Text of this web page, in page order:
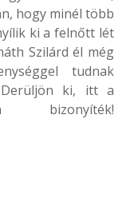
hogy minél több
ki a felnőtt lét
Szilárd él még
tudnak
Derüljön ki, itt a